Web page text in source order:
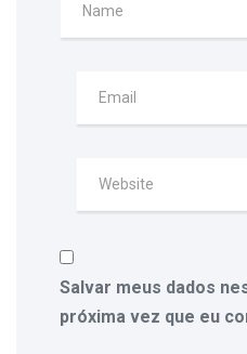
Salvar meus dados
próxima vez que eu